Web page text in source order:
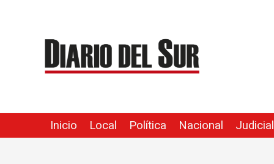
contenido
Inicio Local Política Nacional Judicial